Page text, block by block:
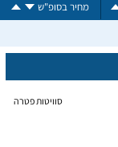
מחיר בסופ"ש
סוויטות פטרה